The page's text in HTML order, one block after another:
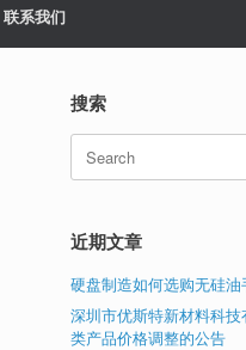
联系我们
搜索
Search
for:
近期文章
硬盘制造如何选购无硅油
深圳市优斯特新材料科
类产品价格调整的公告